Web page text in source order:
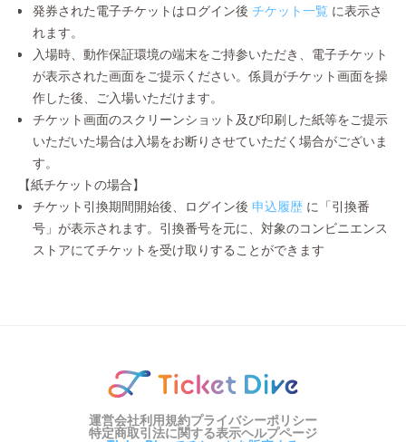
発券された電子チケットはログイン後 チケット一覧 に表示さ
れます。
入場時、動作保証環境の端末をご持参いただき、電子チケット
が表示された画面をご提示ください。係員がチケット画面を操
作した後、ご入場いただけます。
チケット画面のスクリーンショット及び印刷した紙等をご提示
いただいた場合は入場をお断りさせていただく場合がございま
す。
【紙チケットの場合】
チケット引換期間開始後、ログイン後 申込履歴 に「引換番
号」が表示されます。引換番号を元に、対象のコンビニエンス
ストアにてチケットを受け取りすることができます
運営会社利用規約プライバシーポリシー
特定商取引法に関する表示ヘルプページ